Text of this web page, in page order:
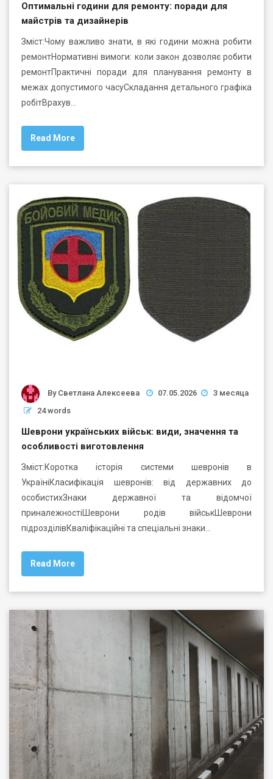
Оптимальні години для ремонту: поради для
майстрів та дизайнерів
Зміст:Чому важливо знати, в які години можна робити
ремонтНормативні вимоги: коли закон дозволяє робити
ремонтПрактичні поради для планування ремонту в
межах допустимого часуСкладання детального графіка
робітВрахув…
Read More
By Светлана Алексеева 07.05.2026
3 месяца
24 words
Шеврони українських військ: види, значення та
особливості виготовлення
Зміст:Коротка історія системи шевронів в
УкраїніКласифікація шевронів: від державних до
особистихЗнаки державної та відомчої
приналежностіШеврони родів військШеврони
підрозділівКваліфікаційні та спеціальні знаки…
Read More